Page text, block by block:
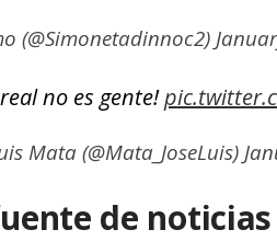
(@Simonetadinnoc2)
no es gente!
Mata (@Mata_JoseLuis)
de noticias